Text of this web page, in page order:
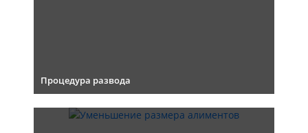
Процедура развода